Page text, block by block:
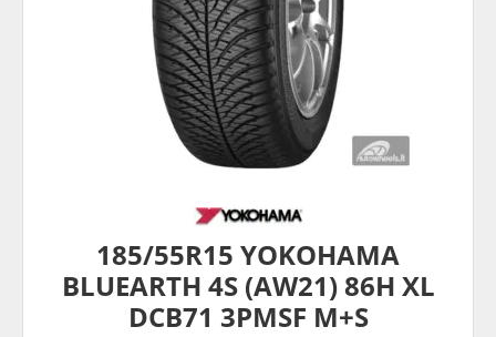
185/55R15 YOKOHAMA
BLUEARTH 4S (AW21) 86H XL
DCB71 3PMSF M+S